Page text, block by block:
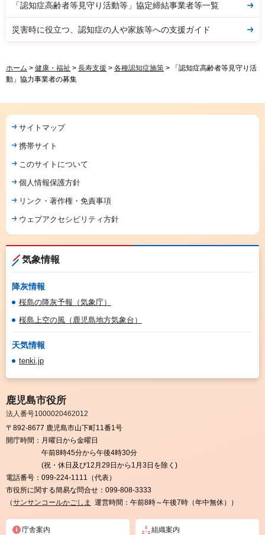
「認知症高齢者等見守り活動等」協定締結事業者等一覧
災害時に役立つ、認知症の人や家族等への支援ガイド
ホーム > 健康・福祉 > 長寿支援 > 各種認知症施策 > 「認知症高齢者等見守り活
動」協力事業者の募集
サイトマップ
携帯サイト
このサイトについて
個人情報保護方針
リンク・著作権・免責事項
ウェブアクセシビリティ方針
気象情報
降灰情報
桜島の降灰予報（気象庁）
桜島上空の風（鹿児島地方気象台）
天気情報
tenki.jp
鹿児島市役所
法人番号1000020462012
〒892-8677 鹿児島市山下町11番1号
開庁時間： 月曜日から金曜日
午前8時45分から午後4時30分
(祝・休日及び12月29日から1月3日を除く)
電話番号： 099-224-1111（代表）
市役所に関する簡易な問合せ： 099-808-3333
（サンサンコールかごしま 運営時間：午前8時～午後7時（年中無休））
庁舎案内 組織案内